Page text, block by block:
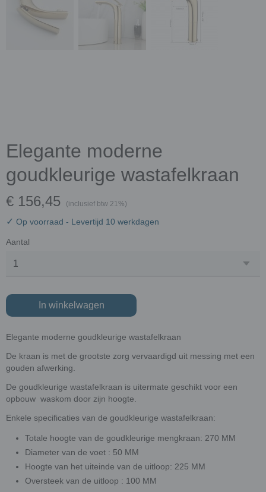
Elegante moderne
goudkleurige wastafelkraan
€ 156,45 (inclusief btw 21%)
✓ Op voorraad - Levertijd 10 werkdagen
Aantal
In winkelwagen
Elegante moderne goudkleurige wastafelkraan
De kraan is met de grootste zorg vervaardigd uit messing met een
gouden afwerking.
De goudkleurige wastafelkraan is uitermate geschikt voor een
opbouw waskom door zijn hoogte.
Enkele specificaties van de goudkleurige wastafelkraan:
Totale hoogte van de goudkleurige mengkraan: 270 MM
Diameter van de voet : 50 MM
Hoogte van het uiteinde van de uitloop: 225 MM
Oversteek van de uitloop : 100 MM